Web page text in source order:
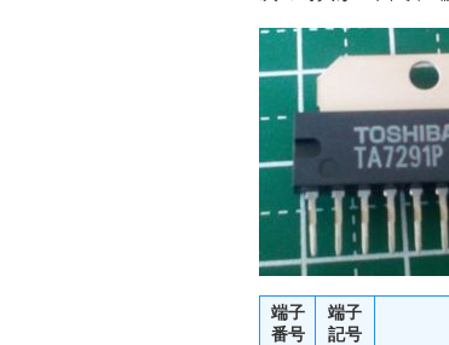
端子
番号
端子
記号